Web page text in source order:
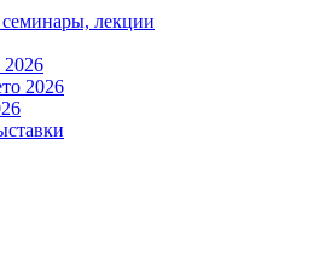
лекции
2026
2026